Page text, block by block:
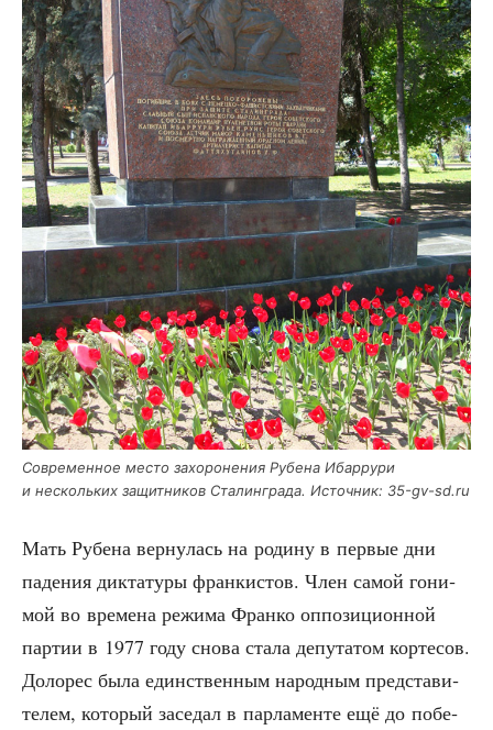
Совре­мен­ное место захо­ро­не­ния Рубе­на Ибар­ру­ри
и несколь­ких защит­ни­ков Ста­лин­гра­да. Источ­ник: 35-gv-sd.ru
Мать Рубе­на вер­ну­лась на роди­ну в пер­вые дни
паде­ния дик­та­ту­ры фран­ки­стов. Член самой гони­
мой во вре­ме­на режи­ма Фран­ко оппо­зи­ци­он­ной
пар­тии в 1977 году сно­ва ста­ла депу­та­том кор­те­сов.
Доло­рес была един­ствен­ным народ­ным пред­ста­ви­
те­лем, кото­рый засе­дал в пар­ла­мен­те ещё до побе­